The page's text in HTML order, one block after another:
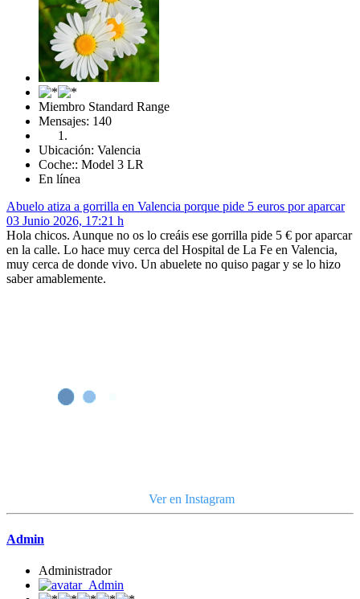
Miembro Standard Range
Mensajes: 140
Ubicación: Valencia
Coche:: Model 3 LR
En línea
Abuelo atiza a gorrilla en Valencia porque pide 5 euros por aparcar
03 Junio 2026, 17:21 h
Hola chicos. Aunque no os lo creáis ese gorrilla pide 5 € por aparcar
en la calle. Lo hace muy cerca del Hospital de La Fe en Valencia,
muy cerca de donde vivo. Un abuelete no quiso pagar y se lo hizo
saber amablemente.
Ver en Instagram
Admin
Administrador